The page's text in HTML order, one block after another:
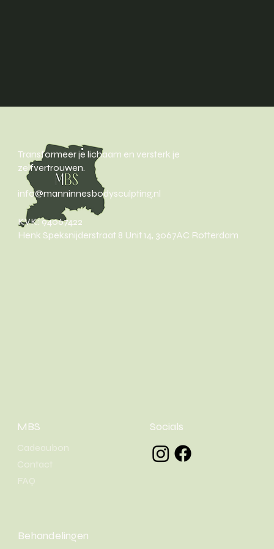
MBS
Contact
Cadeaubon
FAQ
Behandelingen
Socials
Transformeer je lichaam en versterk je
zelfvertrouwen.
info@manninnesbodysculpting.nl
KVK: 94067422
Henk Speksnijderstraat 8 Unit 14, 3067AC Rotterdam